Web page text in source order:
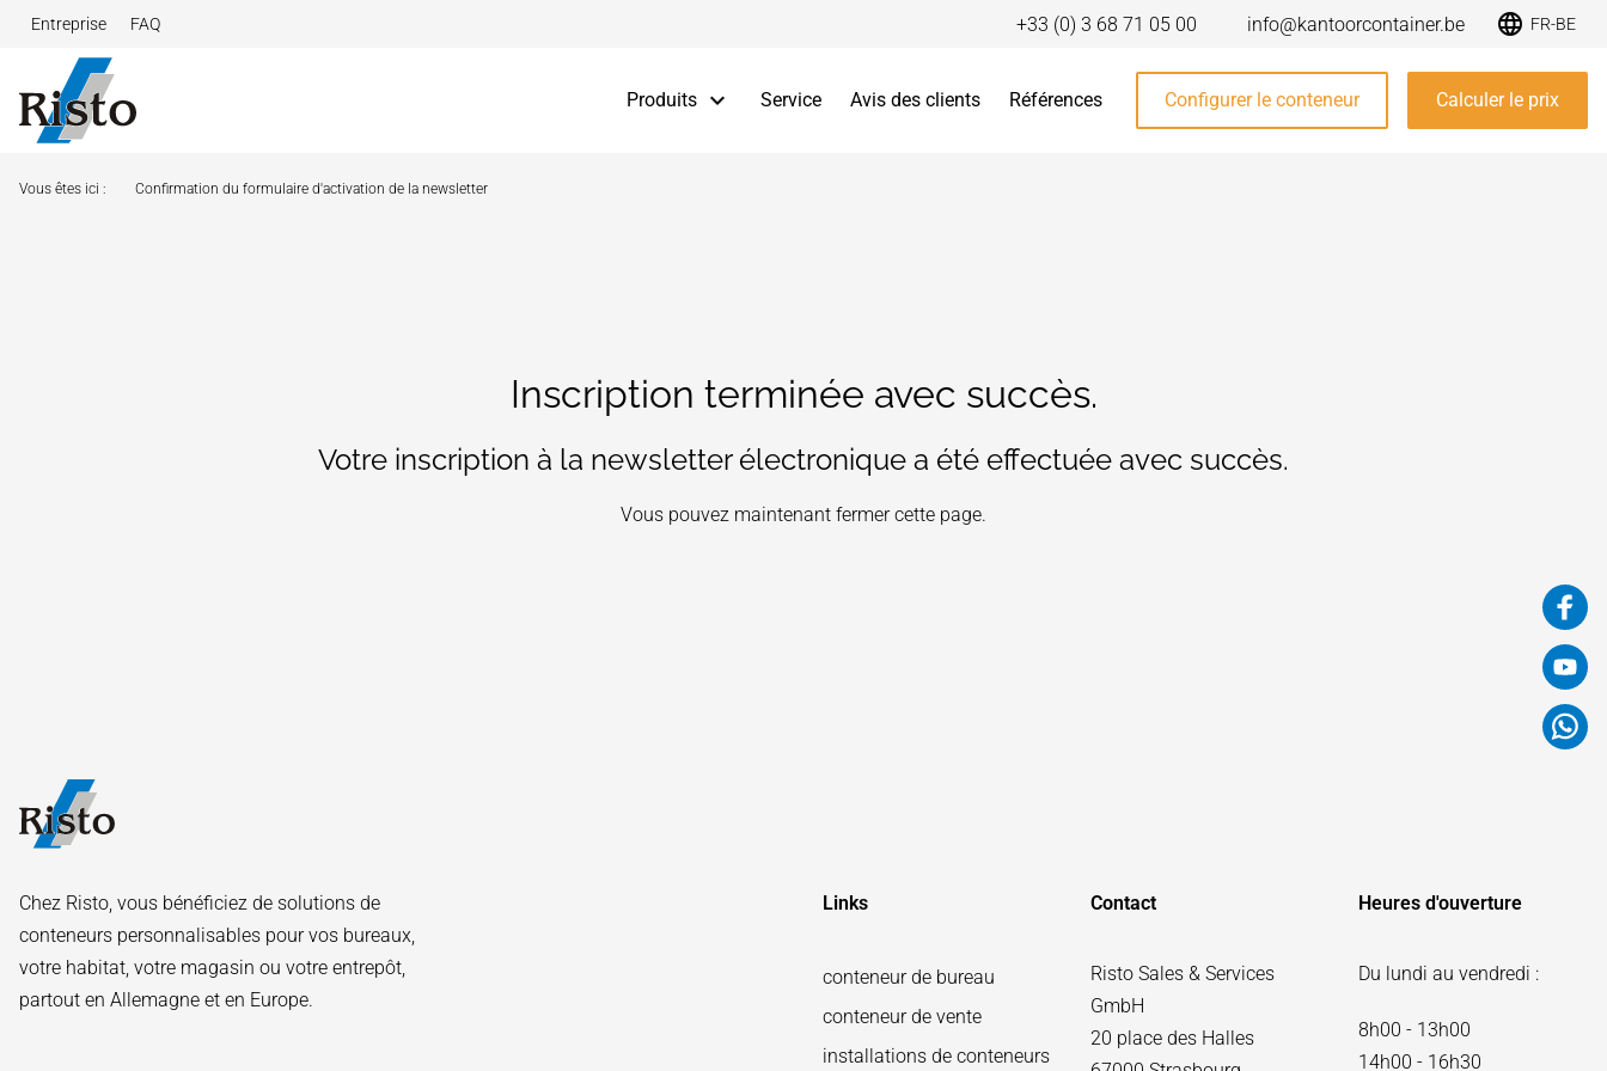
Aller au contenu
Entreprise FAQ +33 (0) 3 68 71 05 00 info@kantoorcontainer.be FR-BE
Produits
Service Avis des clients Références Configurer le conteneur Calculer le prix
Vous êtes ici : Confirmation du formulaire d'activation de la newsletter
Inscription terminée avec succès.
Votre inscription à la newsletter électronique a été effectuée avec succès.
Vous pouvez maintenant fermer cette page.
Chez Risto, vous bénéficiez de solutions de
conteneurs personnalisables pour vos bureaux,
votre habitat, votre magasin ou votre entrepôt,
partout en Allemagne et en Europe.
Links
conteneur de bureau
conteneur de vente
installations de conteneurs
Contact
Risto Sales & Services
GmbH
20 place des Halles
Heures d'ouverture
Du lundi au vendredi :
8h00 - 13h00
14h00 - 16h30